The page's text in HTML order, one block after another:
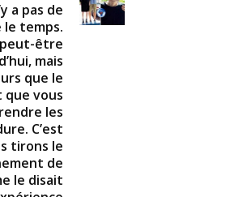
a pas de
le temps.
peut-être
mais
que le
que vous
les
C’est
tirons le
de
le disait